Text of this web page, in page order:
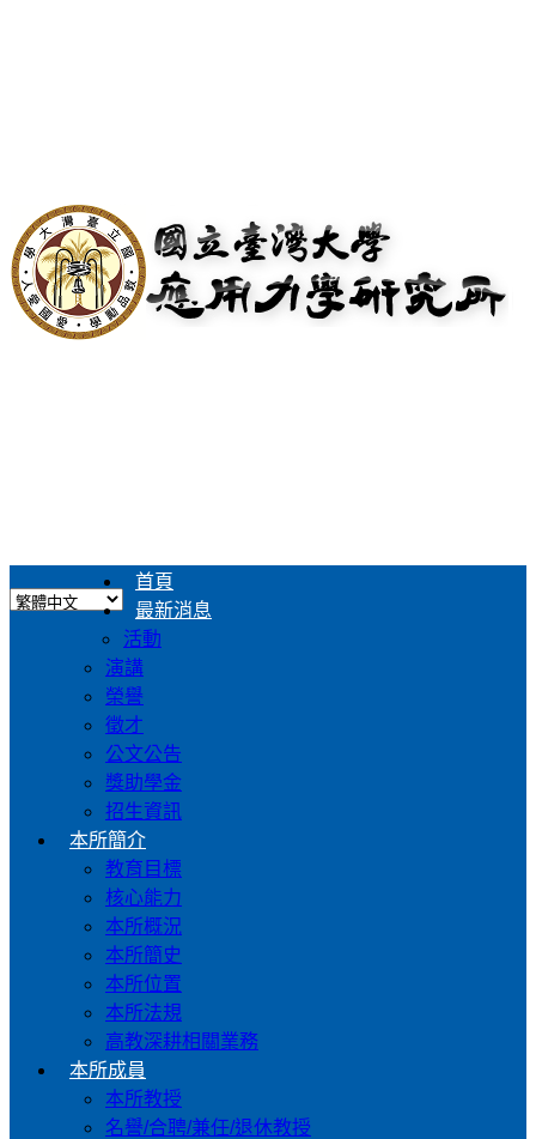
首頁
最新消息
活動
演講
榮譽
徵才
公文公告
獎助學金
招生資訊
本所簡介
教育目標
核心能力
本所概況
本所簡史
本所位置
本所法規
高教深耕相關業務
本所成員
本所教授
名譽/合聘/兼任/退休教授